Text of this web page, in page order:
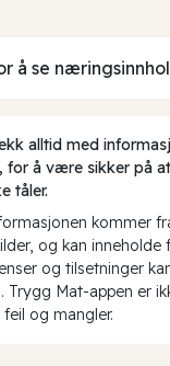
å se
alltid med
for å være sikker på
tåler.
kommer
og kan inneholde
og tilsetninger
Trygg Mat-appen er
og mangler.